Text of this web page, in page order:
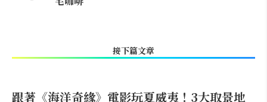
接下篇文章
跟著《海洋奇緣》電影玩夏威夷！3大取景地